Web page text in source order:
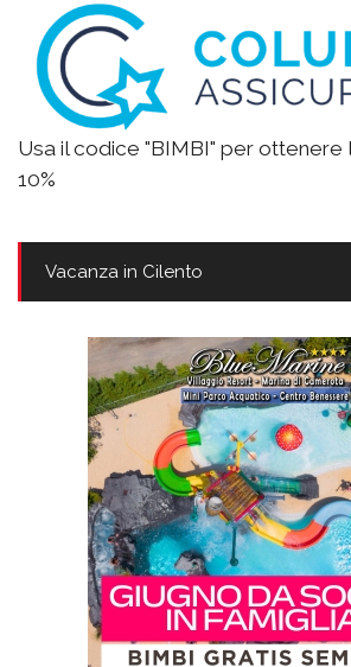
Usa il codice "BIMBI" per
10%
Vacanza in Cilento